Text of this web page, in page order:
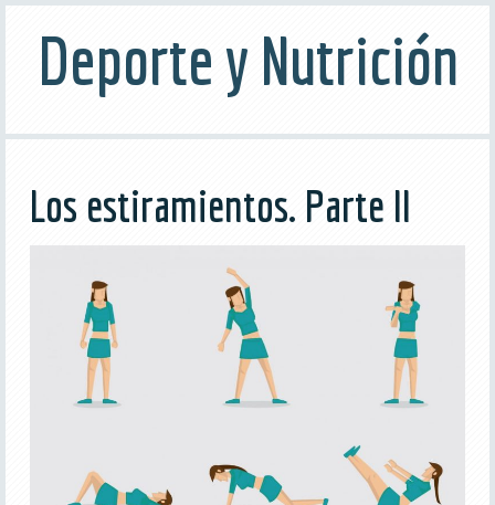
Deporte y Nutrición
Los estiramientos. Parte II